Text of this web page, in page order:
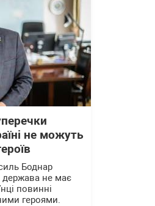
не можуть
Боднар
не має
повинні
героями.